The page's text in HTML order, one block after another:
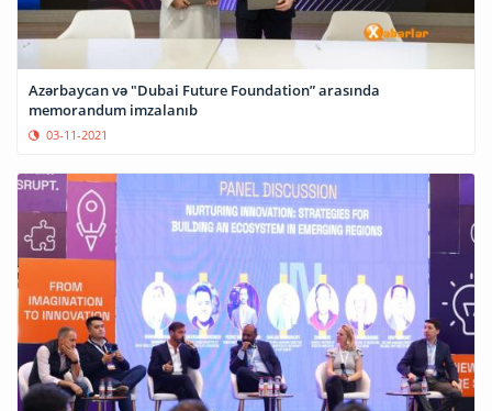
Azərbaycan və "Dubai Future Foundation” arasında
memorandum imzalanıb
03-11-2021